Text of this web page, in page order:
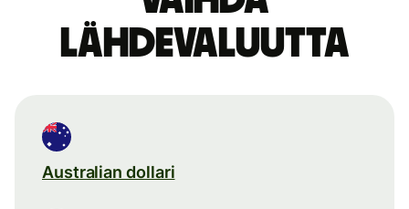
lähdevaluutta
Australian dollari